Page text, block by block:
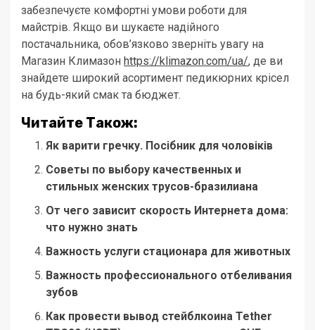
забезпечуєте комфортні умови роботи для
майстрів. Якщо ви шукаєте надійного
постачальника, обов’язково зверніть увагу на
Магазин Климазон https://klimazon.com/ua/, де ви
знайдете широкий асортимент педикюрних крісел
на будь-який смак та бюджет.
Читайте Також:
Як варити гречку. Посібник для чоловіків
Советы по выбору качественных и
стильных женских трусов-бразилиана
От чего зависит скорость Интернета дома:
что нужно знать
Важность услуги стационара для животных
Важность профессионального отбеливания
зубов
Как провести вывод стейблкоина Tether